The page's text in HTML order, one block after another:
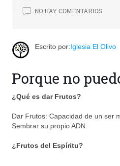
NO HAY COMENTARIOS
Escrito por:Iglesia El Olivo
Porque no
¿Qué es dar Frutos?
Dar Frutos: Capacidad de un ser
Sembrar su propio ADN.
¿Frutos del Espíritu?